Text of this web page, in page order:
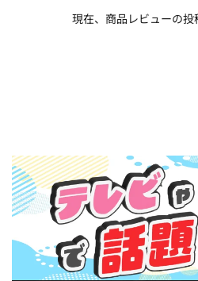
現在、商品レビューの投